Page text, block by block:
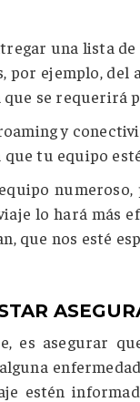
una lista
ejemplo, del
se requerirá
y
tu equipo
lo hará más
que nos esté
es asegurar
estén